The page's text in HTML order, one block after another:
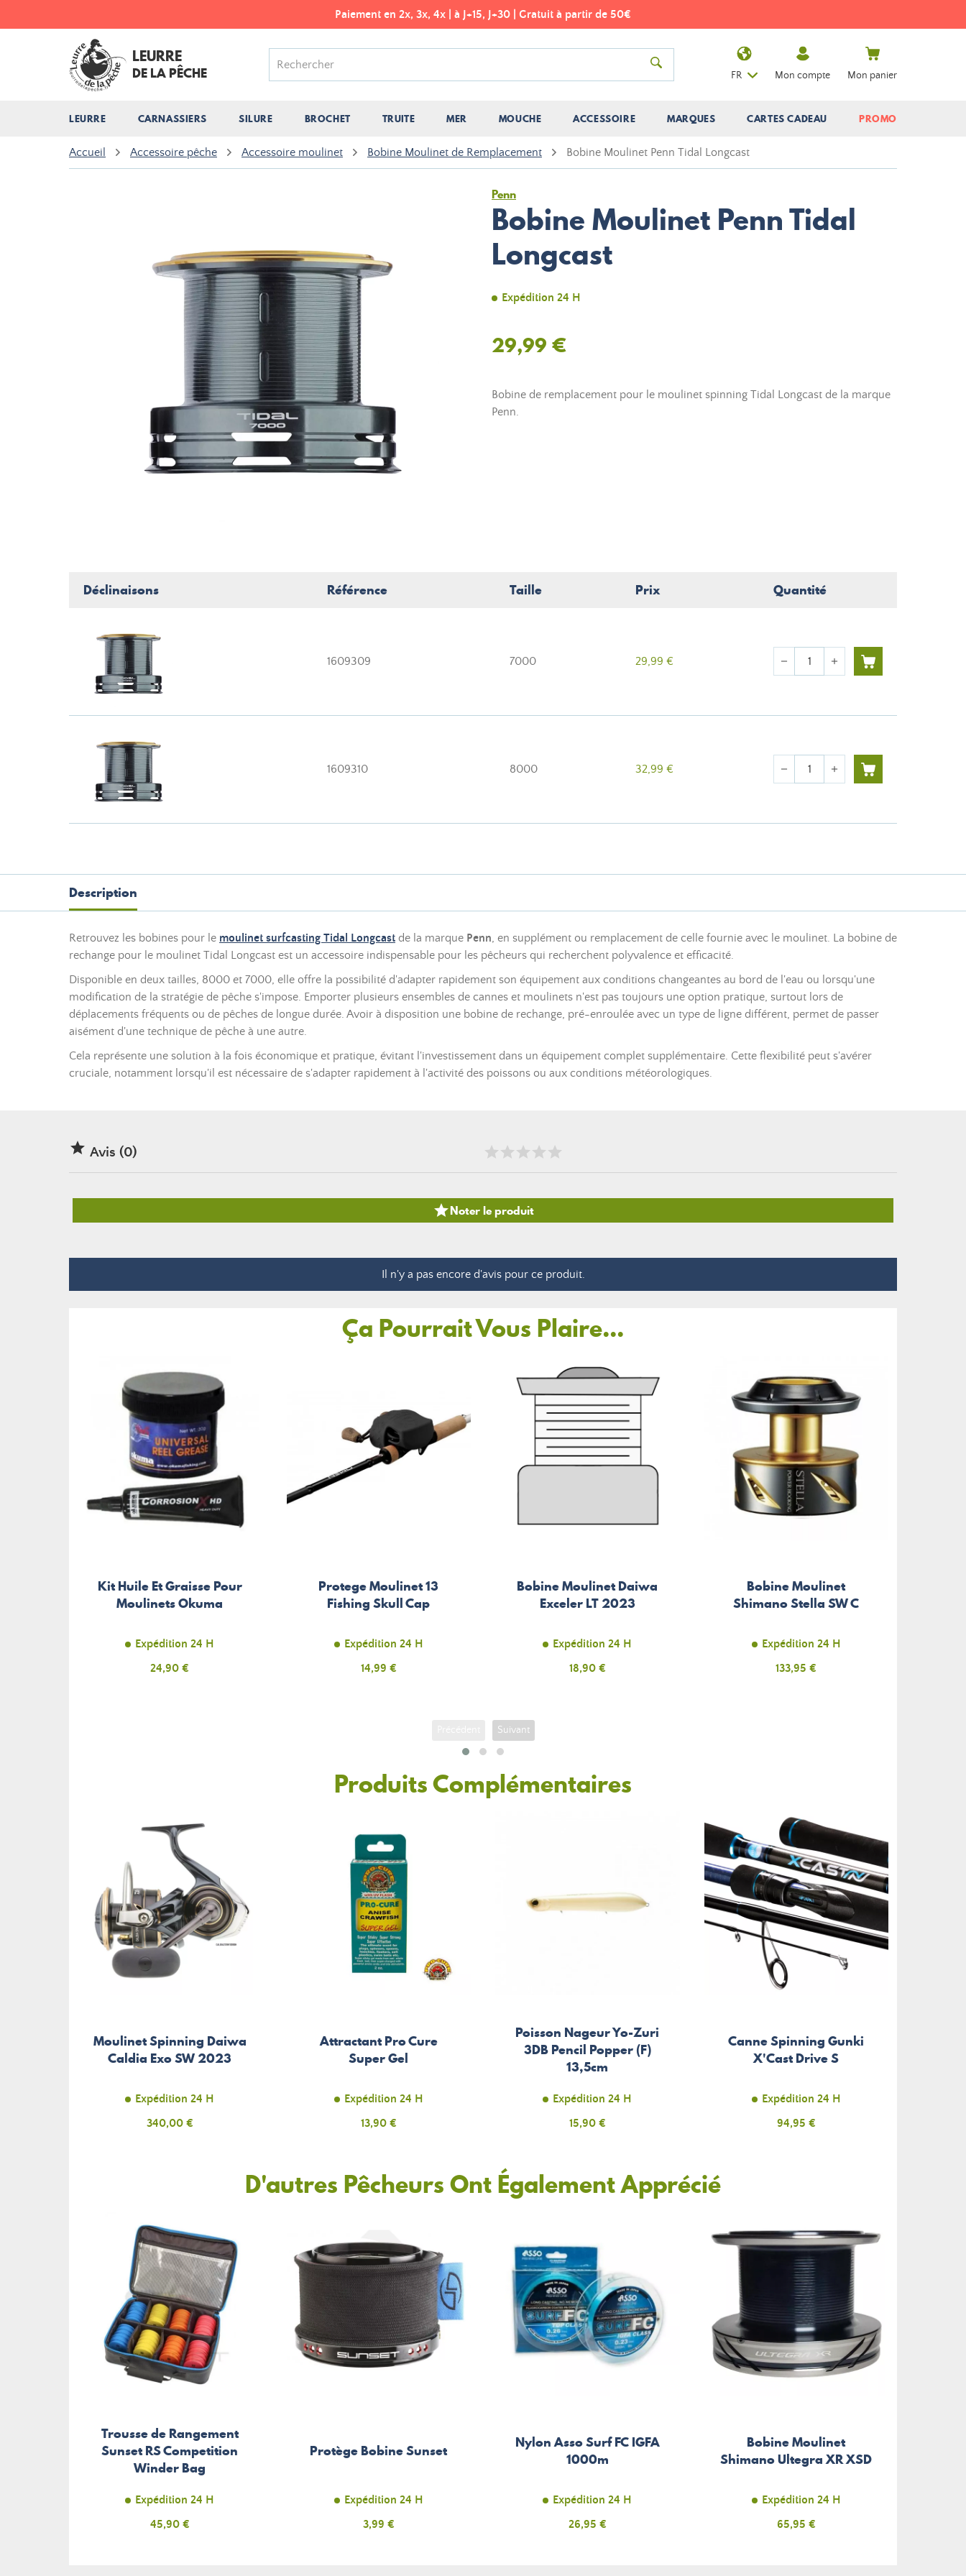
Paiement en 2x, 3x, 4x | à J+15, J+30 | Gratuit à partir de 50€
LEURRE
DE LA PÊCHE
LEURRE CARNASSIERS SILURE BROCHET TRUITE MER MOUCHE ACCESSOIRE MARQUES CARTES CADEAU PROMO
FR Mon compte Mon panier
Accueil Accessoire pêche Accessoire moulinet Bobine Moulinet de Remplacement Bobine Moulinet Penn Tidal Longcast
Penn
Bobine Moulinet Penn Tidal
Longcast
Expédition 24 H
29,99 €
Bobine de remplacement pour le moulinet spinning Tidal Longcast de la marque
Penn.
Déclinaisons Référence Taille Prix Quantité
1609309 7000 29,99 € Quantité
remove add
1609310 8000 32,99 € Quantité
remove add
Description
Retrouvez les bobines pour le moulinet surfcasting Tidal Longcast de la marque Penn, en supplément ou remplacement de celle fournie avec le moulinet. La bobine de
rechange pour le moulinet Tidal Longcast est un accessoire indispensable pour les pêcheurs qui recherchent polyvalence et efficacité.
Disponible en deux tailles, 8000 et 7000, elle offre la possibilité d'adapter rapidement son équipement aux conditions changeantes au bord de l'eau ou lorsqu'une
modification de la stratégie de pêche s'impose. Emporter plusieurs ensembles de cannes et moulinets n'est pas toujours une option pratique, surtout lors de
déplacements fréquents ou de pêches de longue durée. Avoir à disposition une bobine de rechange, pré-enroulée avec un type de ligne différent, permet de passer
aisément d'une technique de pêche à une autre.
Cela représente une solution à la fois économique et pratique, évitant l'investissement dans un équipement complet supplémentaire. Cette flexibilité peut s'avérer
cruciale, notamment lorsqu'il est nécessaire de s'adapter rapidement à l'activité des poissons ou aux conditions météorologiques.
 Avis (0)
Noter le produit
Il n'y a pas encore d'avis pour ce produit.
Ça Pourrait Vous Plaire...
Kit Huile Et Graisse Pour
Moulinets Okuma
Expédition 24 H
Prix
24,90 €
Protege Moulinet 13
Fishing Skull Cap
Expédition 24 H
Prix
14,99 €
Bobine Moulinet Daiwa
Exceler LT 2023
Expédition 24 H
Prix
18,90 €
Bobine Moulinet
Shimano Stella SW C
Expédition 24 H
Prix
133,95 €
Suivant
Produits Complémentaires
Moulinet Spinning Daiwa
Caldia Exo SW 2023
Expédition 24 H
Prix
340,00 €
Attractant Pro Cure
Super Gel
Expédition 24 H
Prix
13,90 €
Poisson Nageur Yo-Zuri
3DB Pencil Popper (F)
13,5cm
Expédition 24 H
Prix
15,90 €
Canne Spinning Gunki
X'Cast Drive S
Expédition 24 H
Prix
94,95 €
D'autres Pêcheurs Ont Également Apprécié
Trousse de Rangement
Sunset RS Competition
Winder Bag
Expédition 24 H
Prix
45,90 €
Protège Bobine Sunset
Expédition 24 H
Prix
3,99 €
Nylon Asso Surf FC IGFA
1000m
Expédition 24 H
Prix
26,95 €
Bobine Moulinet
Shimano Ultegra XR XSD
Expédition 24 H
Prix
65,95 €